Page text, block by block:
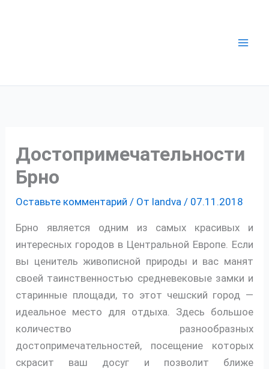
Достопримечательности
Брно
Оставьте комментарий / От landva / 07.11.2018
Брно является одним из самых красивых и
интересных городов в Центральной Европе. Если
вы ценитель живописной природы и вас манят
своей таинственностью средневековые замки и
старинные площади, то этот чешский город —
идеальное место для отдыха. Здесь большое
количество разнообразных
достопримечательностей, посещение которых
скрасит ваш досуг и позволит ближе